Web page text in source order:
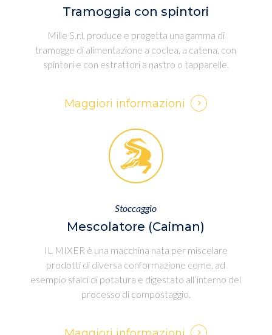
Tramoggia con spintori
Mille S.r.l. produce e progetta una gamma di
tramogge di alimentazione a coclea, a catena, con
spintori e con estrattori a nastro o tapparelle.
Maggiori informazioni
Stoccaggio
Mescolatore (Caiman)
IL MIXER è una macchina nata per miscelare
prodotti di diversa conformazione come, ad
esempio sfalci di potatura e digestato all’interno del
processo di compostaggio.